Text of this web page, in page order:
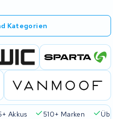
Kategorien
Akkus 510+ Marken